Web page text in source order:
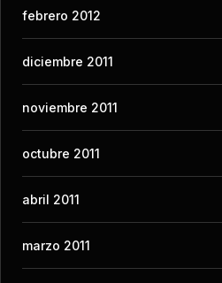
febrero 2012
diciembre 2011
noviembre 2011
octubre 2011
abril 2011
marzo 2011